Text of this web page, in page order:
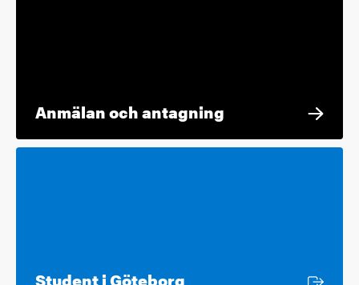
Anmälan och antagning
Student i Göteborg